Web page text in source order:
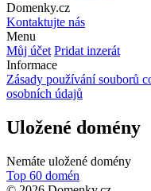
Domenky.cz
Kontaktujte nás
Menu
Můj účet Pridat inzerát
Informace
Zásady používání souborů
osobních údajů
Uložené domény
Nemáte uložené domény
Top 60 domén